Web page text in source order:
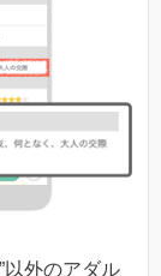
以外のアダル